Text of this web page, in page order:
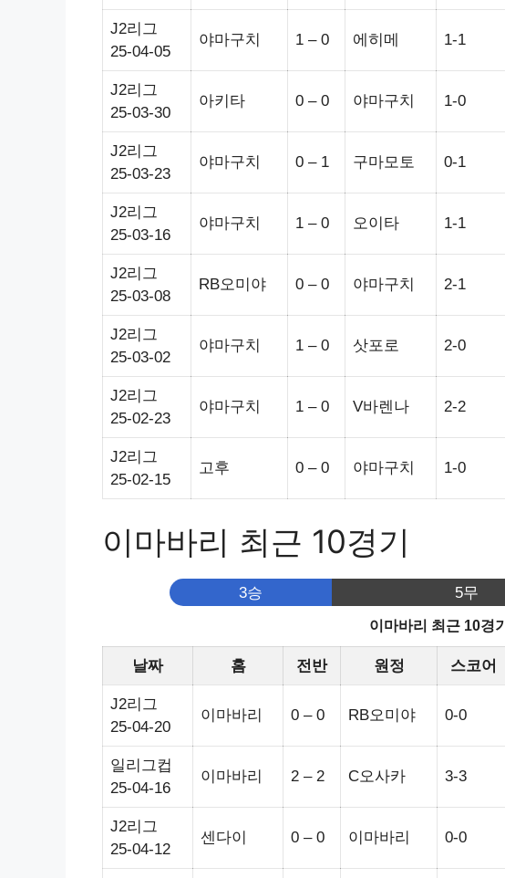
J2리그
25-04-05
야마구치 1 – 0 에히메 1-1
J2리그
25-03-30
아키타 0 – 0 야마구치 1-0
J2리그
25-03-23
야마구치 0 – 1 구마모토 0-1
J2리그
25-03-16
야마구치 1 – 0 오이타 1-1
J2리그
25-03-08
RB오미야 0 – 0 야마구치 2-1
J2리그
25-03-02
야마구치 1 – 0 삿포로 2-0
J2리그
25-02-23
야마구치 1 – 0 V바렌나 2-2
J2리그
25-02-15
고후 0 – 0 야마구치 1-0
이마바리 최근 10경기
3승 5무
이마바리 최근 10경기
날짜 홈 전반 원정 스코어
J2리그
25-04-20
이마바리 0 – 0 RB오미야 0-0
일리그컵
25-04-16
이마바리 2 – 2 C오사카 3-3
J2리그
25-04-12
센다이 0 – 0 이마바리 0-0